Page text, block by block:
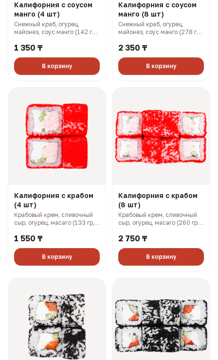
Калифорния с соусом
манго (4 шт)
Снежный краб, огурец,
майонез, соус манго (142 гр,
1 350 ₸
В корзину
Калифорния с соусом
манго (8 шт)
Снежный краб, огурец,
майонез, соус манго (278 гр,
2 350 ₸
В корзину
Калифорния с крабом
(4 шт)
Крабовый крем, сливочный
сыр, огурец, масаго (133 гр,
1 550 ₸
В корзину
Калифорния с крабом
(8 шт)
Крабовый крем, сливочный
сыр, огурец, масаго (260 гр,
2 750 ₸
В корзину